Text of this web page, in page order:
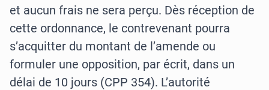
et aucun frais ne sera perçu. Dès réception de
cette ordonnance, le contrevenant pourra
s’acquitter du montant de l’amende ou
formuler une opposition, par écrit, dans un
délai de 10 jours (CPP 354). L’autorité